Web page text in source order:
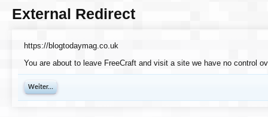
External Redirect
https://blogtodaymag.co.uk
You are about to leave FreeCraft and visit a site we have no control
Weiter...